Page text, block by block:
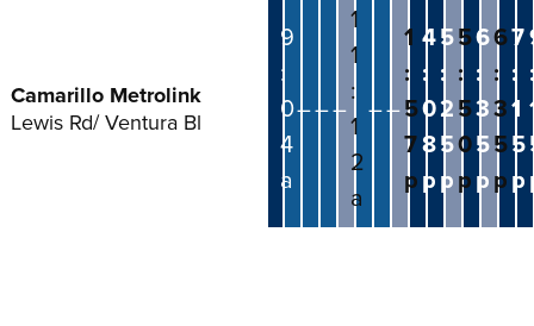
Camarillo Metrolink
Lewis Rd/ Ventura Bl
9
:
0
4
a
–––
1
1
:
1
2
a
––
1
:
5
7
p
4
:
0
8
p
5
:
2
5
p
5
:
5
0
p
6
:
3
5
p
6
:
3
5
p
7
:
1
5
p
: